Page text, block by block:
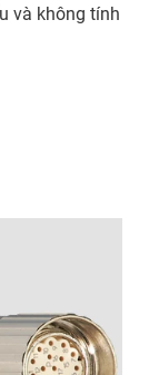
và không tính